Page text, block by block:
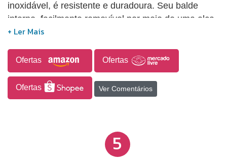
inoxidável, é resistente e duradoura. Seu balde
interno, facilmente removível por meio de uma alça,
simplifica a limpeza. Conta com um prático
liso em inox, a Lixeira Ágata harmoniza-se com a
decoração de diversos espaços.
Ofertas Ofertas
Ofertas Ver Comentários
5